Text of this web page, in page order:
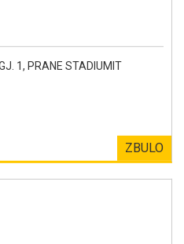
1, PRANE STADIUMIT
ZBULO